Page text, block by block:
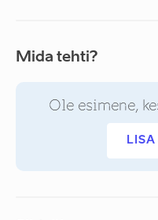
Mida tehti?
Ole esimene,